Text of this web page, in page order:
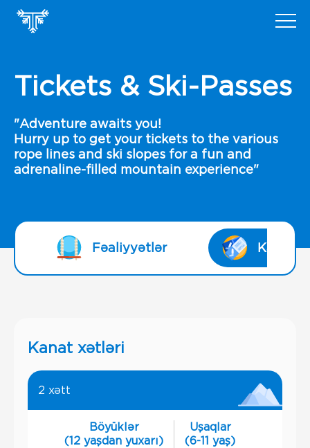
Tickets & Ski-Passes
"Adventure awaits you!
Hurry up to get your tickets to the various
rope lines and ski slopes for a fun and
adrenaline-filled mountain experience"
Fəaliyyətlər Kanat
Kanat xətləri
2 xətt
Böyüklər
(12 yaşdan yuxarı)
Uşaqlar
(6-11 yaş)